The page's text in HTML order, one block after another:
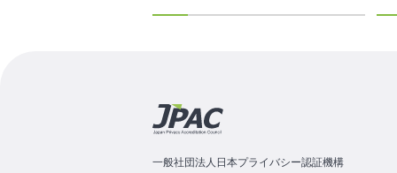
一般社団法人日本プライバシー認証機構